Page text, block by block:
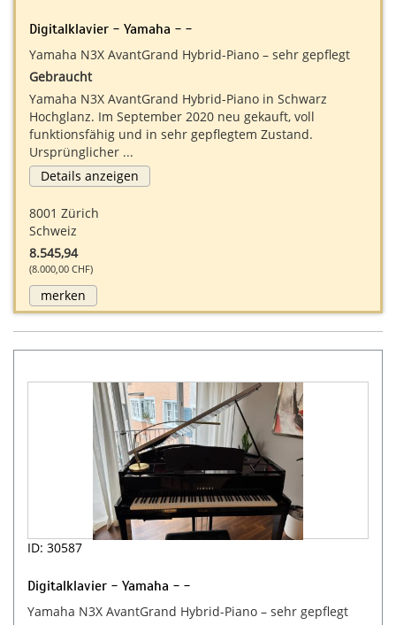
Digitalklavier - Yamaha - -
Yamaha N3X AvantGrand Hybrid-Piano – sehr gepflegt
Gebraucht
Yamaha N3X AvantGrand Hybrid-Piano in Schwarz
Hochglanz. Im September 2020 neu gekauft, voll
funktionsfähig und in sehr gepflegtem Zustand.
Ursprünglicher ...
Details anzeigen
8001 Zürich
Schweiz
8.545,94
(8.000,00 CHF)
merken
ID: 30587
Digitalklavier - Yamaha - -
Yamaha N3X AvantGrand Hybrid-Piano – sehr gepflegt